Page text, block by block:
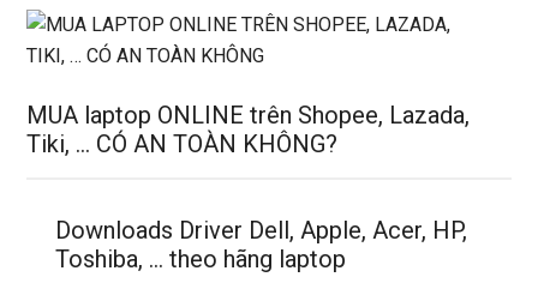
MUA laptop ONLINE trên Shopee, Lazada,
Tiki, … CÓ AN TOÀN KHÔNG?
Downloads Driver Dell, Apple, Acer, HP,
Toshiba, … theo hãng laptop